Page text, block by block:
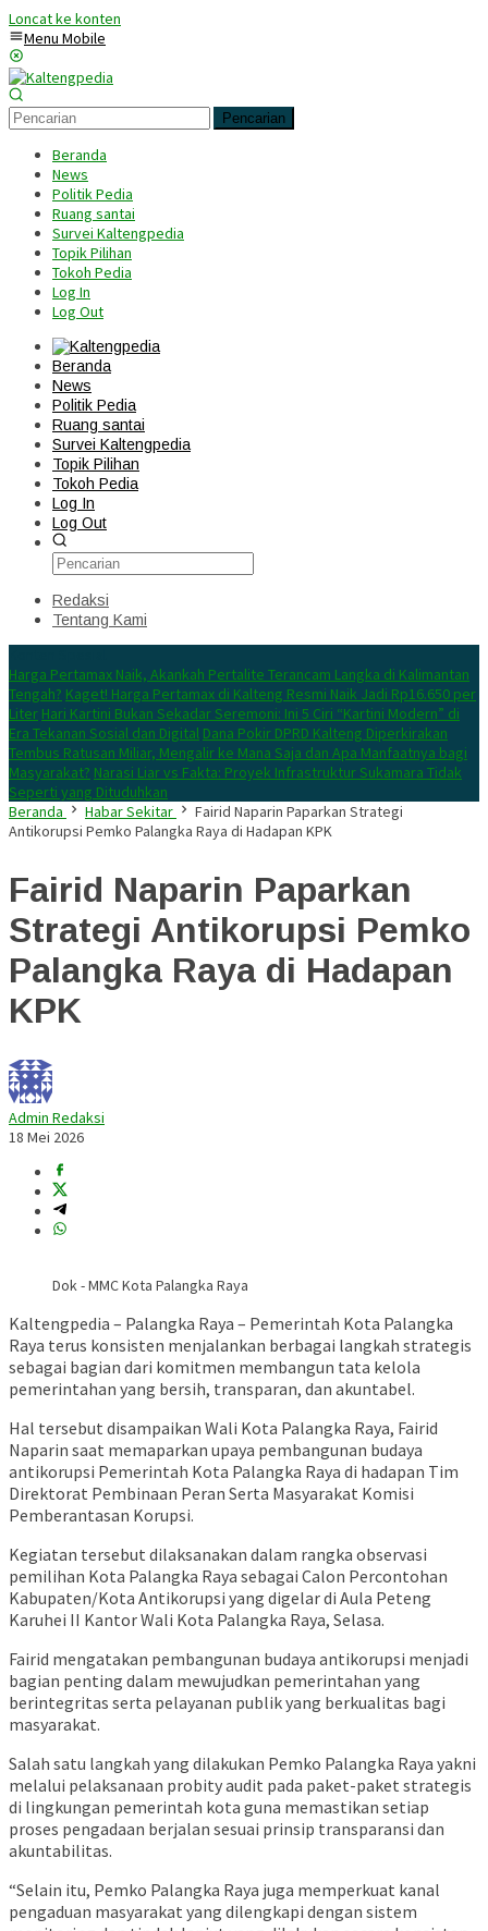
Loncat ke konten
Menu Mobile
Pencarian
Beranda
News
Politik Pedia
Ruang santai
Survei Kaltengpedia
Topik Pilihan
Tokoh Pedia
Log In
Log Out
Beranda
News
Politik Pedia
Ruang santai
Survei Kaltengpedia
Topik Pilihan
Tokoh Pedia
Log In
Log Out
Redaksi
Tentang Kami
Harga Pertamax Naik, Akankah Pertalite Terancam Langka di Kalimantan
Tengah? Kaget! Harga Pertamax di Kalteng Resmi Naik Jadi Rp16.650 per
Liter Hari Kartini Bukan Sekadar Seremoni: Ini 5 Ciri “Kartini Modern” di
Era Tekanan Sosial dan Digital Dana Pokir DPRD Kalteng Diperkirakan
Tembus Ratusan Miliar, Mengalir ke Mana Saja dan Apa Manfaatnya bagi
Masyarakat? Narasi Liar vs Fakta: Proyek Infrastruktur Sukamara Tidak
Seperti yang Dituduhkan
Beranda
Habar Sekitar
Fairid Naparin Paparkan Strategi
Antikorupsi Pemko Palangka Raya di Hadapan KPK
Fairid Naparin Paparkan
Strategi Antikorupsi Pemko
Palangka Raya di Hadapan
KPK
Admin Redaksi
18 Mei 2026
Dok - MMC Kota Palangka Raya
Kaltengpedia – Palangka Raya – Pemerintah Kota Palangka
Raya terus konsisten menjalankan berbagai langkah strategis
sebagai bagian dari komitmen membangun tata kelola
pemerintahan yang bersih, transparan, dan akuntabel.
Hal tersebut disampaikan Wali Kota Palangka Raya, Fairid
Naparin saat memaparkan upaya pembangunan budaya
antikorupsi Pemerintah Kota Palangka Raya di hadapan Tim
Direktorat Pembinaan Peran Serta Masyarakat Komisi
Pemberantasan Korupsi.
Kegiatan tersebut dilaksanakan dalam rangka observasi
pemilihan Kota Palangka Raya sebagai Calon Percontohan
Kabupaten/Kota Antikorupsi yang digelar di Aula Peteng
Karuhei II Kantor Wali Kota Palangka Raya, Selasa.
Fairid mengatakan pembangunan budaya antikorupsi menjadi
bagian penting dalam mewujudkan pemerintahan yang
berintegritas serta pelayanan publik yang berkualitas bagi
masyarakat.
Salah satu langkah yang dilakukan Pemko Palangka Raya yakni
melalui pelaksanaan probity audit pada paket-paket strategis
di lingkungan pemerintah kota guna memastikan setiap
proses pengadaan berjalan sesuai prinsip transparansi dan
akuntabilitas.
“Selain itu, Pemko Palangka Raya juga memperkuat kanal
pengaduan masyarakat yang dilengkapi dengan sistem